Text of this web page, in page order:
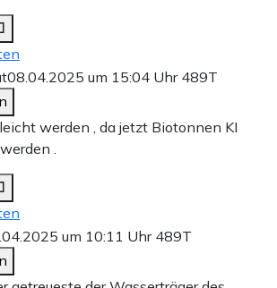
08.04.2025 um 15:04 Uhr 489T
werden , da jetzt Biotonnen KI
.
um 10:11 Uhr 489T